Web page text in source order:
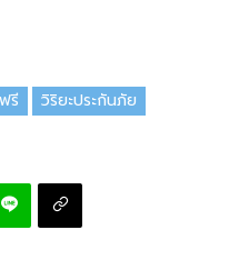
รี
วิริยะประกันภัย